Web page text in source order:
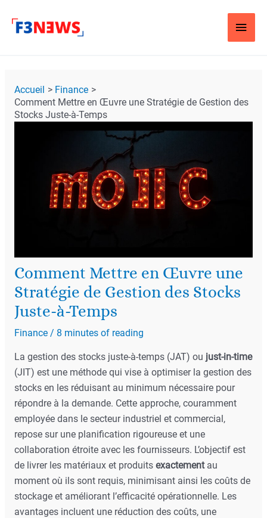
Accueil
Finance
Comment Mettre en Œuvre une Stratégie de Gestion des
Stocks Juste-à-Temps
Comment Mettre en Œuvre une
Stratégie de Gestion des Stocks
Juste-à-Temps
Finance/ 8 minutes of reading
La gestion des stocks juste-à-temps (JAT) ou just-in-time
(JIT) est une méthode qui vise à optimiser la gestion des
stocks en les réduisant au minimum nécessaire pour
répondre à la demande. Cette approche, couramment
employée dans le secteur industriel et commercial,
repose sur une planification rigoureuse et une
collaboration étroite avec les fournisseurs. L’objectif est
de livrer les matériaux et produits exactementau
moment où ils sont requis, minimisant ainsi les coûts de
stockage et améliorant l’efficacité opérationnelle. Les
avantages incluent une réduction des coûts, une
des
articles